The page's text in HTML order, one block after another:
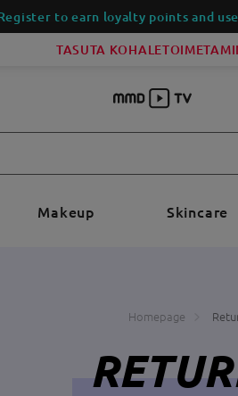
to earn loyalty points and
TASUTA
Makeup Skincare
Homepage